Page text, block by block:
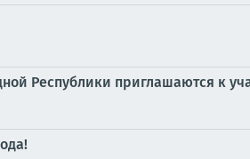
Республики приглашаются к